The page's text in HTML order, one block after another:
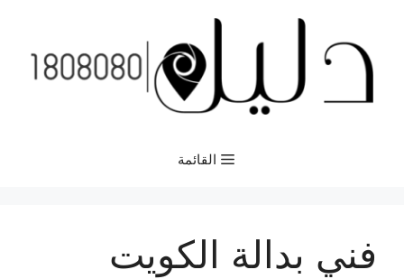
المحتوى
القائمة
فني بدالة الكويت